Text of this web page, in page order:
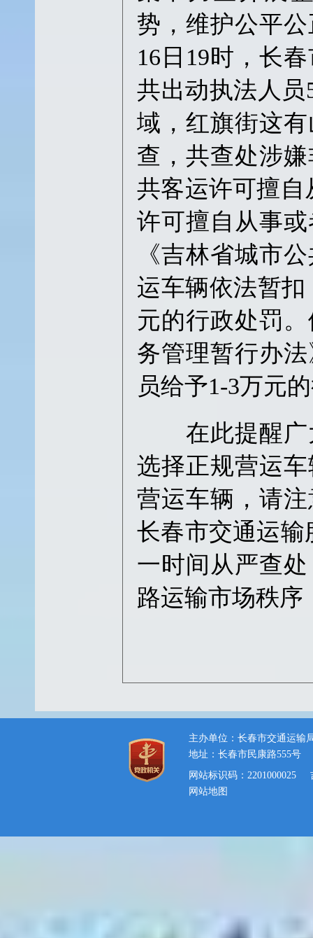
势，维护公平
16日19时，长
共出动执法人
域，红旗街这
查，共查处涉
共客运许可擅自
许可擅自从事
《吉林省城市
运车辆依法暂
元的行政处罚
务管理暂行办
员给予1-3万元
在此提醒广
选择正规营运
营运车辆，请
长春市交通运输
一时间从严查
路运输市场秩序
主办单位：长春市交通运输
地址：长春市民康路555号
网站标识码：2201000025
网站地图